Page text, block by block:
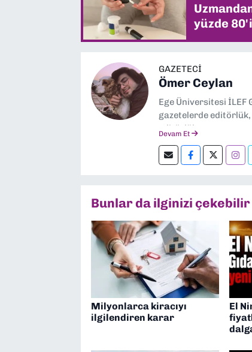
yüzde
GAZETECİ
Ömer Ceylan
Ege Üniversitesi İLEF
gazetelerde
editörlük yapıyorum.
Devam Et
Bunlar da ilginizi çekebilir
Milyonlarca kiracıyı
ilgilendiren karar
El